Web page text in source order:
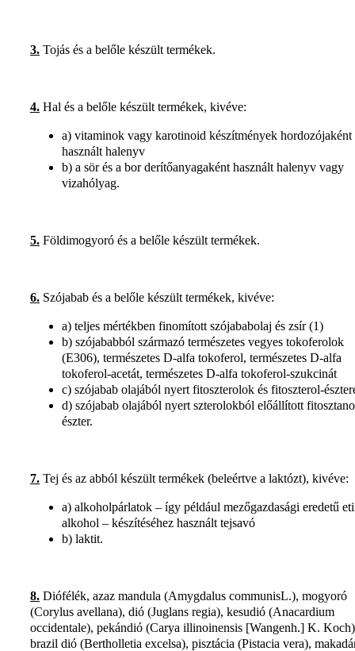
3. Tojás és a belőle készült termékek.
4. Hal és a belőle készült termékek, kivéve:
a) vitaminok vagy karotinoid készítmények hordozójaként
használt halenyv
b) a sör és a bor derítőanyagaként használt halenyv vagy
vizahólyag.
5. Földimogyoró és a belőle készült termékek.
6. Szójabab és a belőle készült termékek, kivéve:
a) teljes mértékben finomított szójababolaj és zsír (1)
b) szójababból származó természetes vegyes tokoferolok
(E306), természetes D-alfa tokoferol, természetes D-alfa
tokoferol-acetát, természetes D-alfa tokoferol-szukcinát
c) szójabab olajából nyert fitoszterolok és fitoszterol-
d) szójabab olajából nyert szterolokból előállított
észter.
7. Tej és az abból készült termékek (beleértve a laktózt), kivéve:
a) alkoholpárlatok – így például mezőgazdasági eredetű
alkohol – készítéséhez használt tejsavó
b) laktit.
8. Diófélék, azaz mandula (Amygdalus communisL.), mogyoró
(Corylus avellana), dió (Juglans regia), kesudió (Anacardium
occidentale), pekándió (Carya illinoinensis [Wangenh.] K.
brazil dió (Bertholletia excelsa), pisztácia (Pistacia vera),